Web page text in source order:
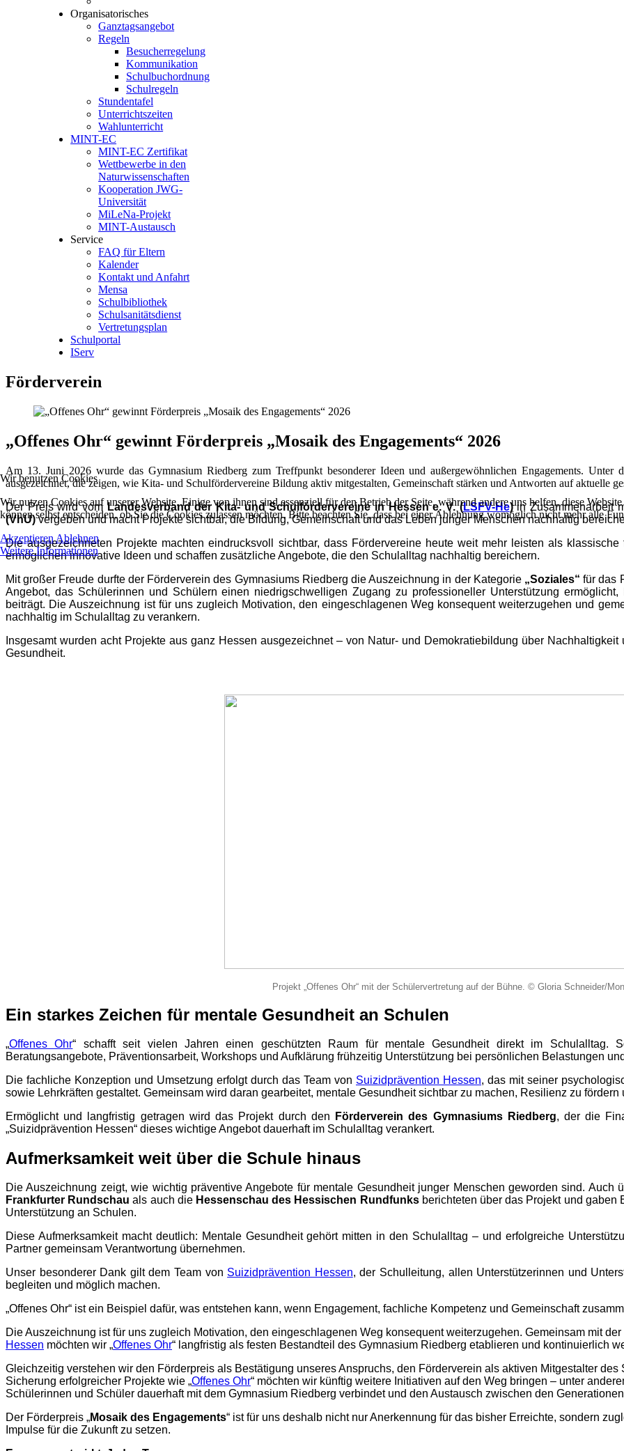
Organisatorisches
Ganztagsangebot
Regeln
Besucherregelung
Kommunikation
Schulbuchordnung
Schulregeln
Stundentafel
Unterrichtszeiten
Wahlunterricht
MINT-EC
MINT-EC Zertifikat
Wettbewerbe in den
Naturwissenschaften
Kooperation JWG-
Universität
MiLeNa-Projekt
MINT-Austausch
Service
FAQ für Eltern
Kalender
Kontakt und Anfahrt
Mensa
Schulbibliothek
Schulsanitätsdienst
Vertretungsplan
Schulportal
IServ
Förderverein
„Offenes Ohr“ gewinnt Förderpreis „Mosaik des Engagements“ 2026
Am 13. Juni 2026 wurde das Gymnasium Riedberg zum Treffpunkt besonderer Ideen und außergewöhnlichen Engagements. Unter
ausgezeichnet, die zeigen, wie Kita- und Schulfördervereine Bildung aktiv mitgestalten, Gemeinschaft stärken und Antworten auf aktuelle
Der Preis wird vom Landesverband der Kita- und Schulfördervereine in Hessen e. V. (LSFV-He)in Zusammenarbeit
(VhU)vergeben und macht Projekte sichtbar, die Bildung, Gemeinschaft und das Leben junger Menschen nachhaltig
Die ausgezeichneten Projekte machten eindrucksvoll sichtbar, dass Fördervereine heute weit mehr leisten als
ermöglichen innovative Ideen und schaffen zusätzliche Angebote, die den Schulalltag nachhaltig bereichern.
Mit großer Freude durfte der Förderverein des Gymnasiums Riedberg die Auszeichnung in der Kategorie „Soziales“ für das
Angebot, das Schülerinnen und Schülern einen niedrigschwelligen Zugang zu professioneller Unterstützung
beiträgt. Die Auszeichnung ist für uns zugleich Motivation, den eingeschlagenen Weg konsequent weiterzugehen und
nachhaltig im Schulalltag zu verankern.
Insgesamt wurden acht Projekte aus ganz Hessen ausgezeichnet – von Natur- und Demokratiebildung über
Gesundheit.
Projekt „Offenes Ohr“ mit der Schülervertretung auf der Bühne. © Gloria Schneider/
Ein starkes Zeichen für mentale Gesundheit an Schulen
„Offenes Ohr“ schafft seit vielen Jahren einen geschützten Raum für mentale Gesundheit direkt im Schulalltag.
Beratungsangebote, Präventionsarbeit, Workshops und Aufklärung frühzeitig Unterstützung bei persönlichen Belastungen
Die fachliche Konzeption und Umsetzung erfolgt durch das Team von Suizidprävention Hessen, das mit seiner
sowie Lehrkräften gestaltet. Gemeinsam wird daran gearbeitet, mentale Gesundheit sichtbar zu machen, Resilienz zu
Ermöglicht und langfristig getragen wird das Projekt durch den
Förderverein des Gymnasiums Riedberg, der die
„Suizidprävention Hessen“ dieses wichtige Angebot dauerhaft im Schulalltag verankert.
Aufmerksamkeit weit über die Schule hinaus
Die Auszeichnung zeigt, wie wichtig präventive Angebote für mentale Gesundheit junger Menschen geworden sind. Auch
Frankfurter Rundschau als auch die Hessenschau des Hessischen Rundfunksberichteten über das Projekt und gaben
Unterstützung an Schulen.
Diese Aufmerksamkeit macht deutlich: Mentale Gesundheit gehört mitten in den Schulalltag – und erfolgreiche
Partner gemeinsam Verantwortung übernehmen.
Unser besonderer Dank gilt dem Team von Suizidprävention Hessen, der Schulleitung, allen Unterstützerinnen und
begleiten und möglich machen.
„Offenes Ohr“ ist ein Beispiel dafür, was entstehen kann, wenn Engagement, fachliche Kompetenz und Gemeinschaft
Die Auszeichnung ist für uns zugleich Motivation, den eingeschlagenen Weg konsequent weiterzugehen. Gemeinsam mit
Hessen möchten wir „Offenes Ohr“ langfristig als festen Bestandteil des Gymnasium Riedberg etablieren und kontinuierlich
Gleichzeitig verstehen wir den Förderpreis als Bestätigung unseres Anspruchs, den Förderverein als aktiven Mitgestalter
Sicherung erfolgreicher Projekte wie „Offenes Ohr“ möchten wir künftig weitere Initiativen auf den Weg bringen – unter
Schülerinnen und Schüler dauerhaft mit dem Gymnasium Riedberg verbindet und den Austausch zwischen den
Der Förderpreis „Mosaik des Engagements“ ist für uns deshalb nicht nur Anerkennung für das bisher Erreichte, sondern
Impulse für die Zukunft zu setzen.
Wir benutzen Cookies
Wir nutzen Cookies auf unserer Website. Einige von ihnen sind essenziell für den Betrieb der Seite, während andere uns helfen, diese
können selbst entscheiden, ob Sie die Cookies zulassen möchten. Bitte beachten Sie, dass bei einer Ablehnung womöglich nicht mehr alle
AkzeptierenAblehnen
Weitere Informationen